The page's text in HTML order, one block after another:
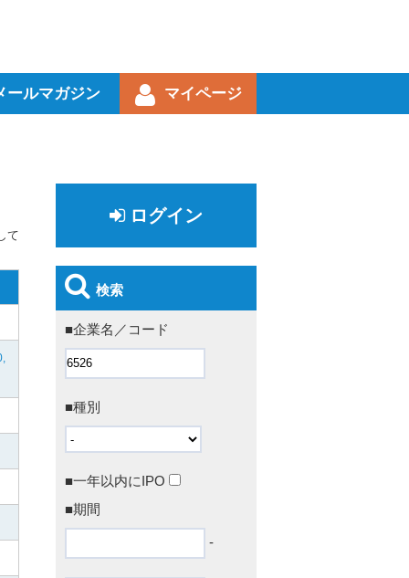
ールマガジン マイページ
て
ログイン
検索
■企業名／コード
■種別
■一年以内にIPO
■期間
-